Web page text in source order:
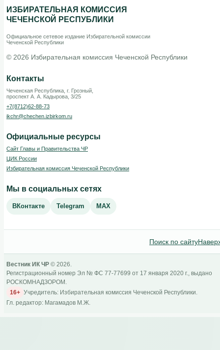
ИЗБИРАТЕЛЬНАЯ КОМИССИЯ
ЧЕЧЕНСКОЙ РЕСПУБЛИКИ
Официальное сетевое издание Избирательной комиссии
Чеченской Республики
© 2026 Избирательная комиссия Чеченской Республики
Контакты
Чеченская Республика, г. Грозный,
проспект А. А. Кадырова, 3/25
+7(8712)62-88-73
ikchr@chechen.izbirkom.ru
Официальные ресурсы
Сайт Главы и Правительства ЧР
ЦИК России
Избирательная комиссия Чеченской Республики
Мы в социальных сетях
ВКонтакте Telegram MAX
Поиск по сайту
Вестник ИК ЧР © 2026.
Регистрационный номер Эл № ФС 77-77699 от 17 января 2020 г., выдано
РОСКОМНАДЗОРОМ.
16+ Учредитель: Избирательная комиссия Чеченской Республики.
Гл. редактор: Магамадов М.Ж.